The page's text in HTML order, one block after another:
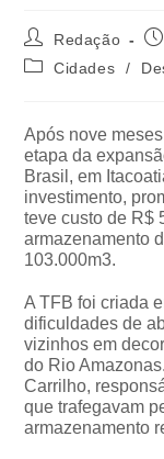
Redação
Cidades
/
Após nove
etapa da
Brasil, em
investimento,
teve custo de R$
armazenamento
103.000m3.
A TFB foi criada
dificuldades de
vizinhos em
do Rio
Carrilho,
que trafegavam
armazenamento